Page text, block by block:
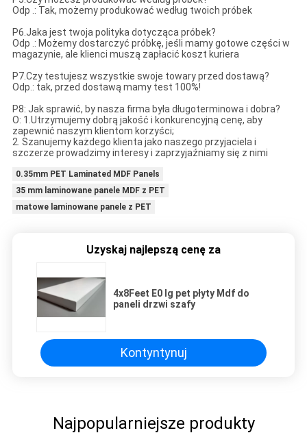
Odp .: Tak, możemy produkować według twoich próbek
P6.Jaka jest twoja polityka dotycząca próbek?
Odp .: Możemy dostarczyć próbkę, jeśli mamy gotowe części w
magazynie, ale klienci muszą zapłacić koszt kuriera
P7.Czy testujesz wszystkie swoje towary przed dostawą?
Odp.: tak, przed dostawą mamy test 100%!
P8: Jak sprawić, by nasza firma była długoterminowa i dobra?
O: 1.Utrzymujemy dobrą jakość i konkurencyjną cenę, aby
zapewnić naszym klientom korzyści;
2. Szanujemy każdego klienta jako naszego przyjaciela i
szczerze prowadzimy interesy i zaprzyjaźniamy się z nimi
0.35mm PET Laminated MDF Panels
35 mm laminowane panele MDF z PET
matowe laminowane panele z PET
Uzyskaj najlepszą cenę za
4x8Feet E0 lg pet płyty Mdf do
paneli drzwi szafy
Kontyntynuj
Najpopularniejsze produkty